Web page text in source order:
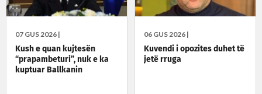
07 GUS 2026 |
Kush e quan kujtesën
“prapambeturi”, nuk e ka
kuptuar Ballkanin
06 GUS 2026 |
Kuvendi i opozites duhet të
jetë rruga